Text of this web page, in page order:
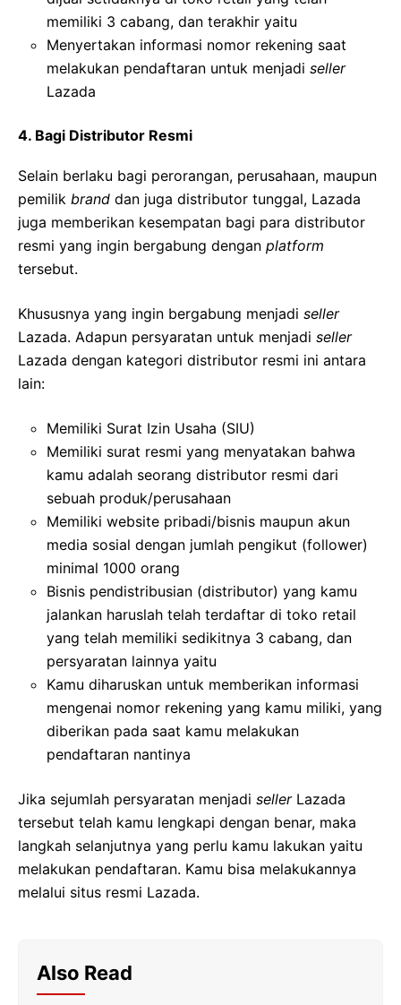
memiliki 3 cabang, dan terakhir yaitu
Menyertakan informasi nomor rekening saat
melakukan pendaftaran untuk menjadi seller
Lazada
4. Bagi Distributor Resmi
Selain berlaku bagi perorangan, perusahaan, maupun
pemilik brand dan juga distributor tunggal, Lazada
juga memberikan kesempatan bagi para distributor
resmi yang ingin bergabung dengan platform
tersebut.
Khususnya yang ingin bergabung menjadi seller
Lazada. Adapun persyaratan untuk menjadi seller
Lazada dengan kategori distributor resmi ini antara
lain:
Memiliki Surat Izin Usaha (SIU)
Memiliki surat resmi yang menyatakan bahwa
kamu adalah seorang distributor resmi dari
sebuah produk/perusahaan
Memiliki website pribadi/bisnis maupun akun
media sosial dengan jumlah pengikut (follower)
minimal 1000 orang
Bisnis pendistribusian (distributor) yang kamu
jalankan haruslah telah terdaftar di toko retail
yang telah memiliki sedikitnya 3 cabang, dan
persyaratan lainnya yaitu
Kamu diharuskan untuk memberikan informasi
mengenai nomor rekening yang kamu miliki, yang
diberikan pada saat kamu melakukan
pendaftaran nantinya
Jika sejumlah persyaratan menjadi sellerLazada
tersebut telah kamu lengkapi dengan benar, maka
langkah selanjutnya yang perlu kamu lakukan yaitu
melakukan pendaftaran. Kamu bisa melakukannya
melalui situs resmi Lazada.
Also Read